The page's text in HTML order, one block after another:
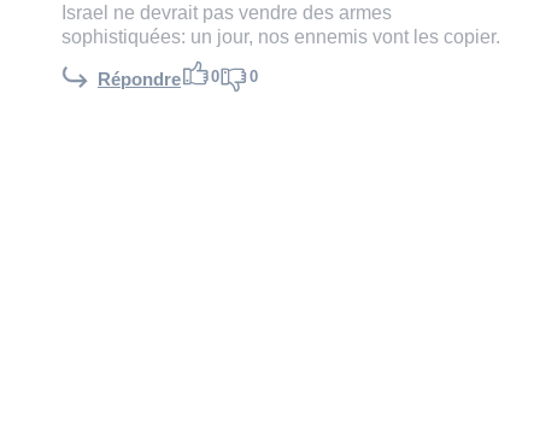
Israel ne devrait pas vendre des armes
sophistiquées: un jour, nos ennemis vont les copier.
Répondre 0 0